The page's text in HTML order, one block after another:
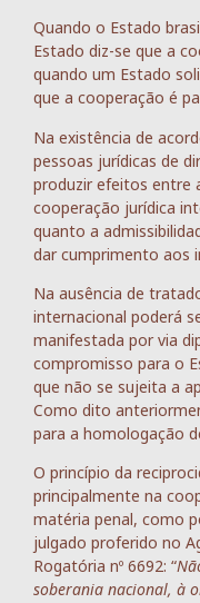
Quando o Estado
Estado diz-se que a
quando um Estado
que a cooperação é
Na existência de
pessoas jurídicas de
produzir efeitos entre
cooperação jurídica
quanto a
dar cumprimento aos
Na ausência de
internacional poderá
manifestada por via
compromisso para o
que não se sujeita a
Como dito
para a homologação
O princípio da
principalmente na
matéria penal, como
julgado proferido no
Rogatória nº 6692: “
soberania nacional, à